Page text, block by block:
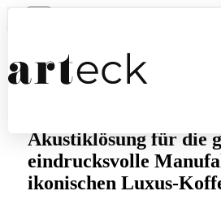
Produkt suchen
Louis Vuitton
Akustiklösung für die
eindrucksvolle
ikonischen Luxus-